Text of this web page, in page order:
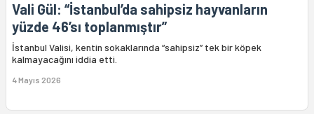
Vali Gül: “İstanbul’da sahipsiz hayvanların
yüzde 46’sı toplanmıştır”
İstanbul Valisi, kentin sokaklarında “sahipsiz” tek bir köpek
kalmayacağını iddia etti.
4 Mayıs 2026